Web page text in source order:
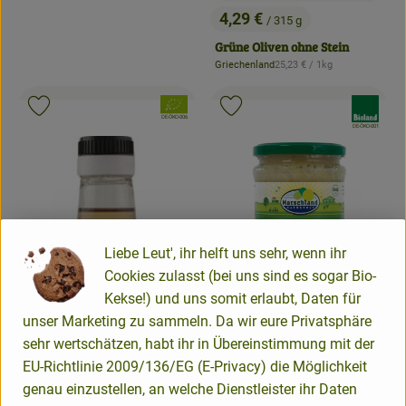
, Preis:
4,29 € / 315 g
Grüne Oliven ohne Stein
, Herkunft:
Griechenland, Referenzpreis:
25,23 € / 1kg
, Verband:
, Kontrollstelle:
DE-ÖKO-006
Produkt zu Favouriten hinzufügen
, Preis:
2,29 € / 350 g
Sauerkraut im Glas- 370ml
, Kontrollstelle:
DE-ÖKO-001
Produkt zu Favouriten hinzufügen
Liebe Leut', ihr helft uns sehr, wenn ihr
Cookies zulasst (bei uns sind es sogar Bio-
Kekse!) und uns somit erlaubt, Daten für
unser Marketing zu sammeln. Da wir eure Privatsphäre
sehr wertschätzen, habt ihr in Übereinstimmung mit der
EU-Richtlinie 2009/136/EG (E-Privacy) die Möglichkeit
genau einzustellen, an welche Dienstleister ihr Daten